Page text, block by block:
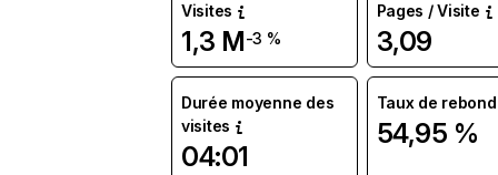
Visites
1,3 M-3 %
Pages / Visite
3,09
Durée moyenne des
visites
04:01
Taux de rebond
54,95 %